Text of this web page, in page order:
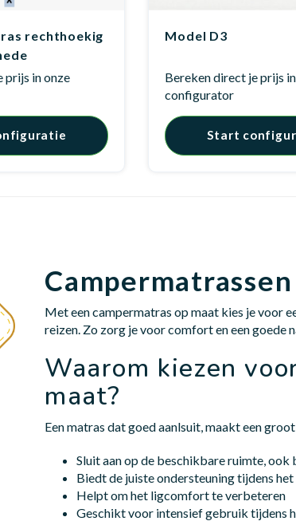
rechthoekig
prijs in onze
Model D3
Bereken direct je prijs
configurator
Start
Met een campermatras op maat kies je voor
reizen. Zo zorg je voor comfort en een goede
Waarom kiezen
maat?
Een matras dat goed aanlsuit, maakt een
Sluit aan op de beschikbare ruimte,
Biedt de juiste ondersteuning tijdens het
Helpt om het ligcomfort te verbeteren
Geschikt voor intensief gebruik tijdens